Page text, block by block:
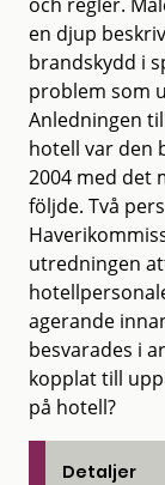
en djup
brandskydd i
problem som
Anledningen
hotell var den
2004 med det
följde. Två
utredningen
agerande
besvarades i
kopplat till
på hotell?
Detaljer